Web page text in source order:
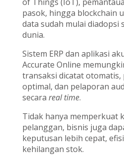
pasok, hingga blockchain
data sudah mulai diadopsi
dunia.
Sistem ERP dan aplikasi
Accurate Online
transaksi dicatat otomatis,
optimal, dan pelaporan
secara real time.
Tidak hanya memperkuat
pelanggan, bisnis juga
keputusan lebih cepat,
kehilangan stok.